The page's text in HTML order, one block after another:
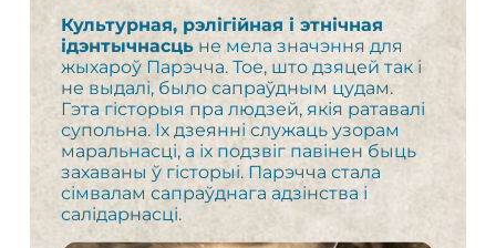
Культурная, рэлігійная і этнічная
ідэнтычнасцьне мела значэння для
жыхароў Парэчча. Тое, што дзяцей так і
не выдалі, было сапраўдным цудам.
Гэта гісторыя пра людзей, якія ратавалі
супольна. Іх дзеянні служаць узорам
маральнасці, а іх подзвіг павінен быць
захаваны ў гісторыі. Парэчча стала
сімвалам сапраўднага адзінства і
салідарнасці.